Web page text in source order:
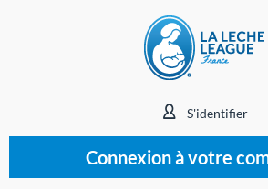
S'identifier
Connexion à votre